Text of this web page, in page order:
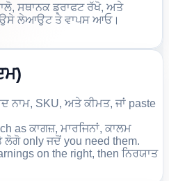
ਸਥਾਨਕ ਡ੍ਰਾਫਟ ਰੱਖੋ, ਅਤੇ
ਉਸੇ ਲੇਆਉਟ ਤੇ ਵਾਪਸ ਆਓ।
ਨਾਮ, SKU, ਅਤੇ ਕੀਮਤ, ਜਾਂ paste
as ਕਾਗਜ਼, ਮਾਰਜਿਨਾਂ, ਕਾਲਮ
ਲੋਗੋ only ਜਦੋਂ you need them.
on the right, then ਨਿਰਯਾਤ